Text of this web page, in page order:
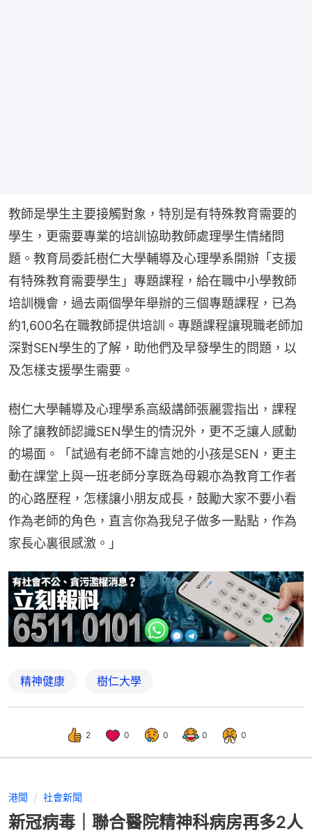
教師是學生主要接觸對象，特別是有特殊教育需要的
學生，更需要專業的培訓協助教師處理學生情緒問
題。教育局委託樹仁大學輔導及心理學系開辦「支援
有特殊教育需要學生」專題課程，給在職中小學教師
培訓機會，過去兩個學年舉辦的三個專題課程，已為
約1,600名在職教師提供培訓。專題課程讓現職老師加
深對SEN學生的了解，助他們及早發學生的問題，以
及怎樣支援學生需要。
樹仁大學輔導及心理學系高級講師張麗雲指出，課程
除了讓教師認識SEN學生的情況外，更不乏讓人感動
的場面。「試過有老師不諱言她的小孩是SEN，更主
動在課堂上與一班老師分享既為母親亦為教育工作者
的心路歷程，怎樣讓小朋友成長，鼓勵大家不要小看
作為老師的角色，直言你為我兒子做多一點點，作為
家長心裏很感激。」
精神健康 樹仁大學
2 0 0 0 0
港聞 社會新聞
新冠病毒｜聯合醫院精神科病房再多2人